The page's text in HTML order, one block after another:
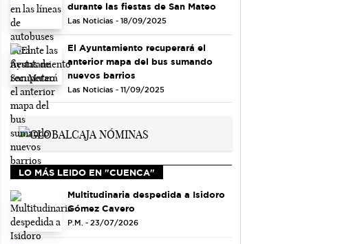
durante las fiestas de San Mateo
Las Noticias - 18/09/2025
El Ayuntamiento recuperará el
anterior mapa del bus sumando
nuevos barrios
Las Noticias - 11/09/2025
LO MÁS LEIDO EN "CUENCA"
Multitudinaria despedida a Isidoro
Gómez Cavero
P.M. - 23/07/2026